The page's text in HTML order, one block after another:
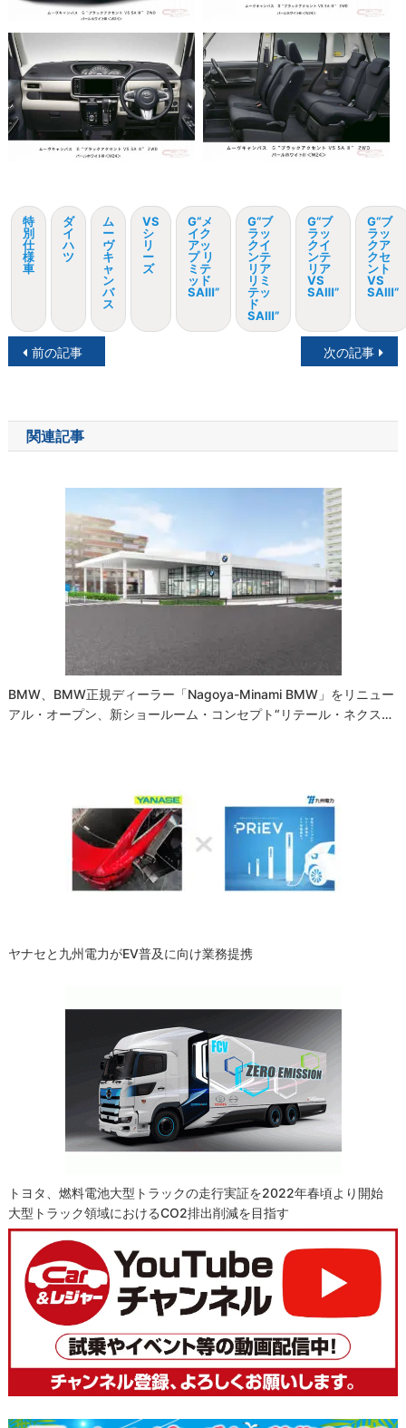
特
別
仕
様
車
ダ
イ
ハ
ツ
ム
ー
ヴ
キ
ャ
ン
バ
ス
VS
シ
リ
ー
ズ
G“メ
イク
アッ
プ リ
ミテ
ッド
SAⅢ”
G“ブ
ラッ
クイ
ンテ
リア
リミ
テッ
ド
SAⅢ”
G“ブ
ラッ
クイ
ンテ
リア
VS
SAⅢ”
G“ブ
ラッ
クア
クセ
ント
VS
SAⅢ”
投
ナ
ビ
前の記事 次の記事
関連記事
BMW、BMW正規ディーラー「Nagoya-Minami BMW」をリニュー
アル・オープン、新ショールーム・コンセプト“リテール・ネクス…
ヤナセと九州電力がEV普及に向け業務提携
トヨタ、燃料電池大型トラックの走行実証を2022年春頃より開始
大型トラック領域におけるCO2排出削減を目指す